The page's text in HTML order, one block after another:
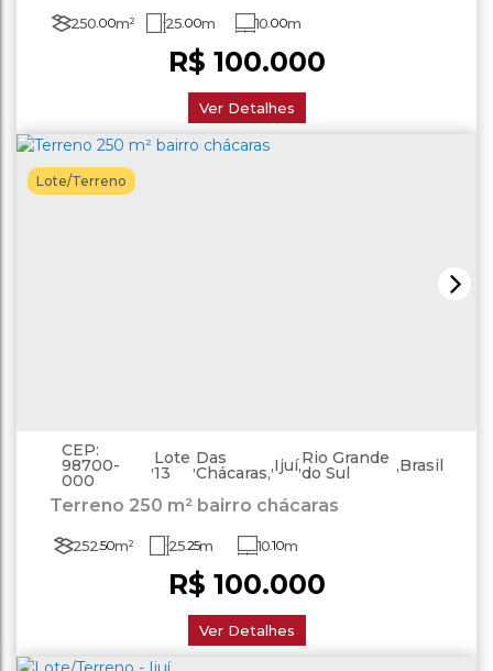
R$ 100.000
250.00m² 25.00m 10.00m
Ver Detalhes
Lote/Terreno
Terreno 250 m² bairro chácaras
R$ 100.000
CEP:
98700-
000
,Lote
13 ,Das
Chácaras ,Ijuí,Rio Grande
do Sul ,Brasil
252 .50m² 25.25m 10.10m
Ver Detalhes